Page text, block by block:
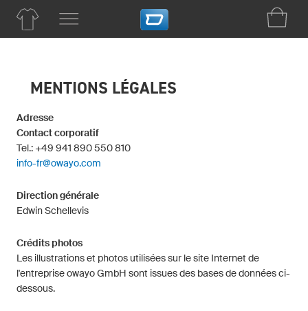
MENTIONS LÉGALES
Adresse
Contact corporatif
Tel.: +49 941 890 550 810
info-fr@owayo.com
Direction générale
Edwin Schellevis
Crédits photos
Les illustrations et photos utilisées sur le site Internet de
l'entreprise owayo GmbH sont issues des bases de données ci-
dessous.